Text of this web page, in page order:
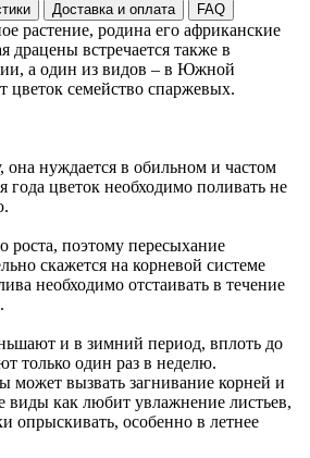
Доставка и оплата FAQ
растение, родина его африканские
драцены встречается также в
а один из видов – в Южной
цветок семейство спаржевых.
она нуждается в обильном и частом
года цветок необходимо поливать не
роста, поэтому пересыхание
скажется на корневой системе
необходимо отстаивать в течение
и в зимний период, вплоть до
только один раз в неделю.
может вызвать загнивание корней и
виды как любит увлажнение листьев,
опрыскивать, особенно в летнее